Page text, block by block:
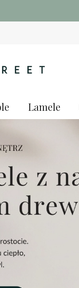
Lamele